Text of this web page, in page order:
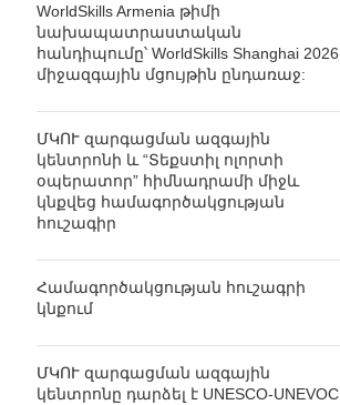
WorldSkills Armenia թիմի
նախապատրաստական
հանդիպումը՝ WorldSkills Shanghai 2026
միջազգային մցույթին ընդառաջ:
ՄԿՈՒ զարգացման ազգային
կենտրոնի և “Տեքստիլ ոլորտի
օպերատոր” հիմնադրամի միջև
կնքվեց համագործակցության
հուշագիր
Համագործակցության հուշագրի
կնքում
ՄԿՈՒ զարգացման ազգային
կենտրոնը դարձել է UNESCO-UNEVOC